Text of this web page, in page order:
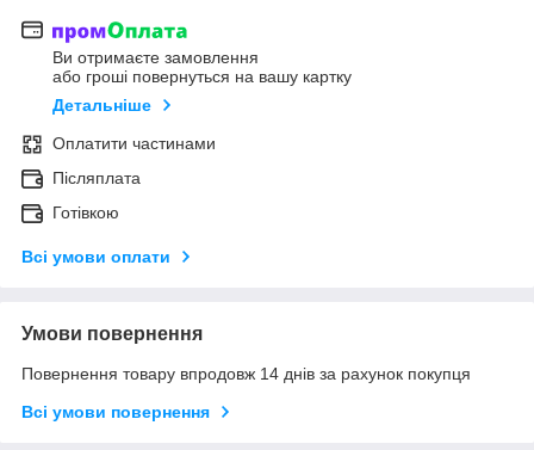
Ви отримаєте замовлення
або гроші повернуться на вашу картку
Детальніше
Оплатити частинами
Післяплата
Готівкою
Всі умови оплати
Умови повернення
Повернення товару впродовж 14 днів за рахунок покупця
Всі умови повернення